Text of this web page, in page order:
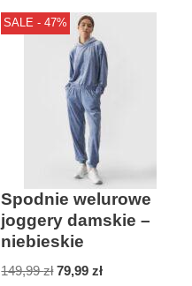
SALE - 47%
Spodnie welurowe
joggery damskie –
niebieskie
149,99zł 79,99zł